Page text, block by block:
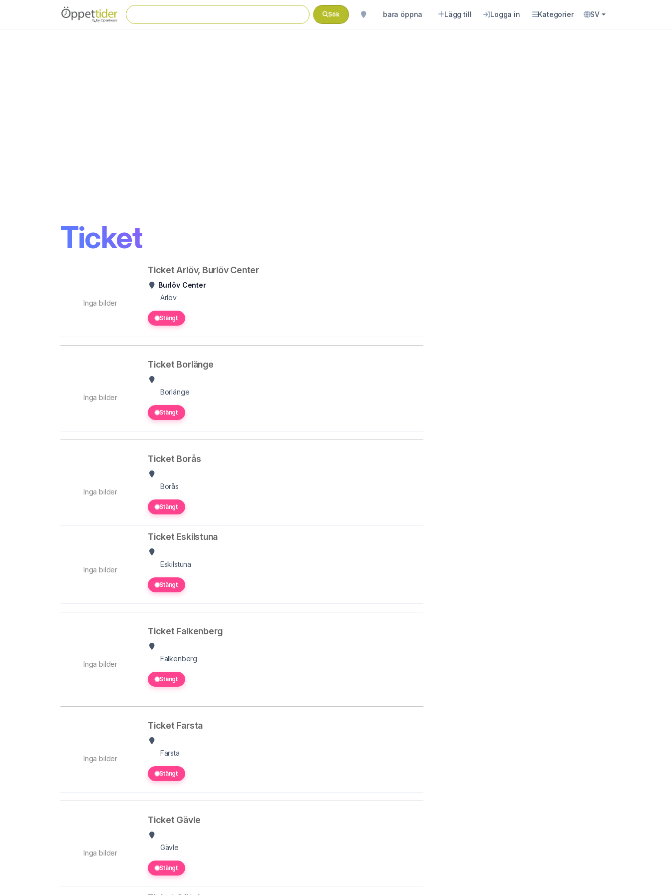
Sök bara öppna Lägg till Logga in Kategorier SV
Ticket
Inga bilder
Ticket Arlöv, Burlöv Center
Burlöv Center
Arlöv
Stängt
Inga bilder
Ticket Borlänge
Borlänge
Stängt
Inga bilder
Ticket Borås
Borås
Stängt
Inga bilder
Ticket Eskilstuna
Eskilstuna
Stängt
Inga bilder
Ticket Falkenberg
Falkenberg
Stängt
Inga bilder
Ticket Farsta
Farsta
Stängt
Inga bilder
Ticket Gävle
Gävle
Stängt